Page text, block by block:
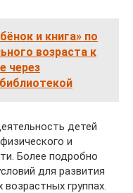
и книга» по
возраста к
через
детей
и
Более подробно
для развития
группах.